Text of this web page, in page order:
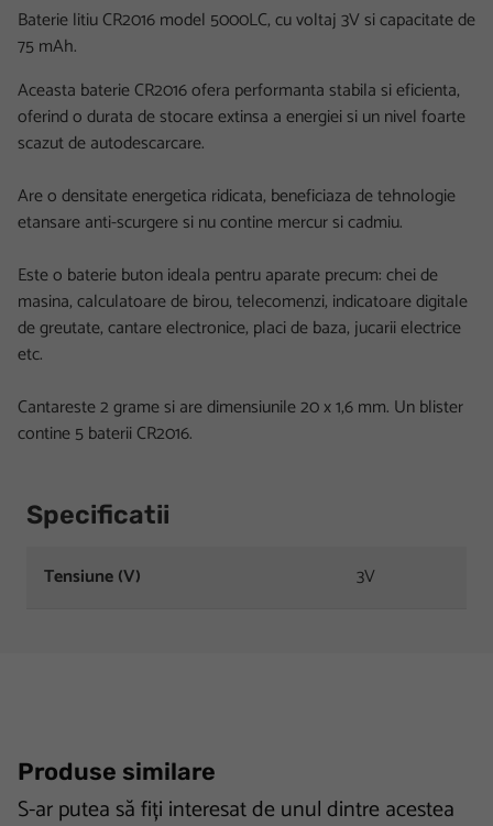
Baterie litiu CR2016 model 5000LC, cu voltaj 3V si capacitate de
75 mAh.
Aceasta baterie CR2016 ofera performanta stabila si eficienta,
oferind o durata de stocare extinsa a energiei si un nivel foarte
scazut de autodescarcare.
Are o densitate energetica ridicata, beneficiaza de tehnologie
etansare anti-scurgere si nu contine mercur si cadmiu.
Este o baterie buton ideala pentru aparate precum: chei de
masina, calculatoare de birou, telecomenzi, indicatoare digitale
de greutate, cantare electronice, placi de baza, jucarii electrice
etc.
Cantareste 2 grame si are dimensiunile 20 x 1,6 mm. Un blister
contine 5 baterii CR2016.
Specificatii
Tensiune (V) 3V
Produse similare
S-ar putea să fiți interesat de unul dintre acestea